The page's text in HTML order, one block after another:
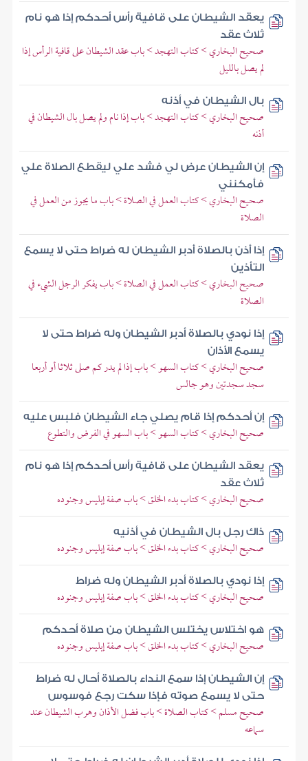
يعقد الشيطان على قافية رأس أحدكم إذا هو نام
ثلاث عقد
صحيح البخاري > كتاب التهجد > باب عقد الشيطان على قافية الرأس إذا
لم يصل بالليل
بال الشيطان في أذنه
صحيح البخاري > كتاب التهجد > باب إذا نام ولم يصل بال الشيطان في
أذنه
إن الشيطان عرض لي فشد علي ليقطع الصلاة علي
فأمكنني
صحيح البخاري > كتاب العمل في الصلاة > باب ما يجوز من العمل في
الصلاة
إذا أذن بالصلاة أدبر الشيطان له ضراط حتى لا يسمع
التأذين
صحيح البخاري > كتاب العمل في الصلاة > باب يفكر الرجل الشيء في
الصلاة
إذا نودي بالصلاة أدبر الشيطان وله ضراط حتى لا
يسمع الأذان
صحيح البخاري > كتاب السهو > باب إذا لم يدر كم صلى ثلاثا أو أربعا
سجد سجدتين وهو جالس
إن أحدكم إذا قام يصلي جاء الشيطان فلبس عليه
صحيح البخاري > كتاب السهو > باب السهو في الفرض والتطوع
يعقد الشيطان على قافية رأس أحدكم إذا هو نام
ثلاث عقد
صحيح البخاري > كتاب بدء الخلق > باب صفة إبليس وجنوده
ذاك رجل بال الشيطان في أذنيه
صحيح البخاري > كتاب بدء الخلق > باب صفة إبليس وجنوده
إذا نودي بالصلاة أدبر الشيطان وله ضراط
صحيح البخاري > كتاب بدء الخلق > باب صفة إبليس وجنوده
هو اختلاس يختلس الشيطان من صلاة أحدكم
صحيح البخاري > كتاب بدء الخلق > باب صفة إبليس وجنوده
إن الشيطان إذا سمع النداء بالصلاة أحال له ضراط
حتى لا يسمع صوته فإذا سكت رجع فوسوس
صحيح مسلم > كتاب الصلاة > باب فضل الأذان وهرب الشيطان عند
سماعه